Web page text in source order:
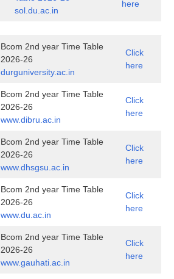
sol.du.ac.in
here
Bcom 2nd year Time Table
2026-26
durguniversity.ac.in
Click
here
Bcom 2nd year Time Table
2026-26
www.dibru.ac.in
Click
here
Bcom 2nd year Time Table
2026-26
www.dhsgsu.ac.in
Click
here
Bcom 2nd year Time Table
2026-26
www.du.ac.in
Click
here
Bcom 2nd year Time Table
2026-26
www.gauhati.ac.in
Click
here